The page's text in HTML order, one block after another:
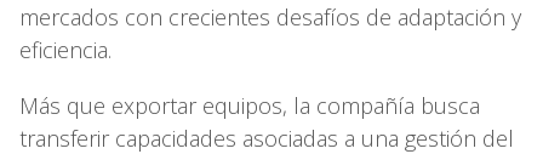
mercados con crecientes desafíos de adaptación y
eficiencia.
Más que exportar equipos, la compañía busca
transferir capacidades asociadas a una gestión del